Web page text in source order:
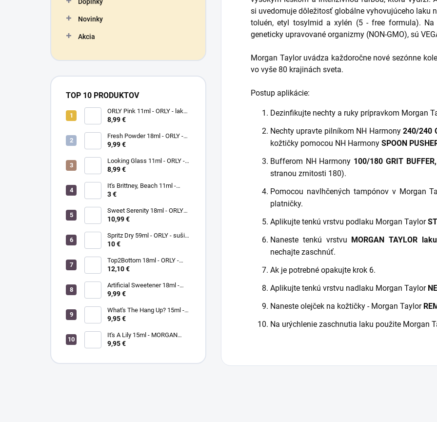
Novinky
Akcia
TOP 10 PRODUKTOV
ORLY Pink 11ml - ORLY - lak
na nechty
8,99 €
Fresh Powder 18ml - ORLY -
lak na nechty
9,99 €
Looking Glass 11ml - ORLY -
lak na nechty
8,99 €
It's Brittney, Beach 11ml -
ORLY lak na nechty
3 €
Sweet Serenity 18ml - ORLY
BREATHABLE - ošetrujúci
10,99 €
Spritz Dry 59ml - ORLY - sušič
laku na nechty
10 €
Top2Bottom 18ml - ORLY -
podkladový a vrchný lak na
12,10 €
Artificial Sweetener 18ml -
ORLY lak na nechty
9,99 €
What's The Hang Up? 15ml -
MORGANTAYLOR - lak na
9,95 €
It's A Lily 15ml - MORGAN
TAYLOR - lak na nechty
9,95 €
si uvedomuje dôležitosť globálne vyhovujúceho laku
toluén, etyl tosylmid a xylén (5 - free formula).
geneticky upravované organizmy (NON-GMO), sú
Morgan Taylor uvádza každoročne nové sezónne
vo vyše 80 krajinách sveta.
Postup aplikácie:
Dezinfikujte nechty a ruky prípravkom Morgan
Nechty upravte pilníkom NH Harmony240/240
kožtičky pomocou NH Harmony SPOON
Bufferom NH Harmony 100/180 GRIT BUFFER,
stranou zrnitosti 180).
Pomocou navlhčených tampónov v Morgan
platničky.
Aplikujte tenkú vrstvu podlaku Morgan Taylor
Naneste tenkú vrstvu MORGAN TAYLOR laku
nechajte zaschnúť.
Ak je potrebné opakujte krok 6.
Aplikujte tenkú vrstvu nadlaku Morgan Taylor
Naneste olejček na kožtičky - Morgan Taylor
Na urýchlenie zaschnutia laku použite Morgan